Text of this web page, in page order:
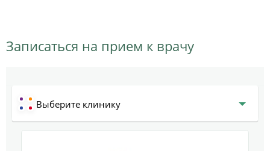
Записаться на прием к врачу
Выберите клинику